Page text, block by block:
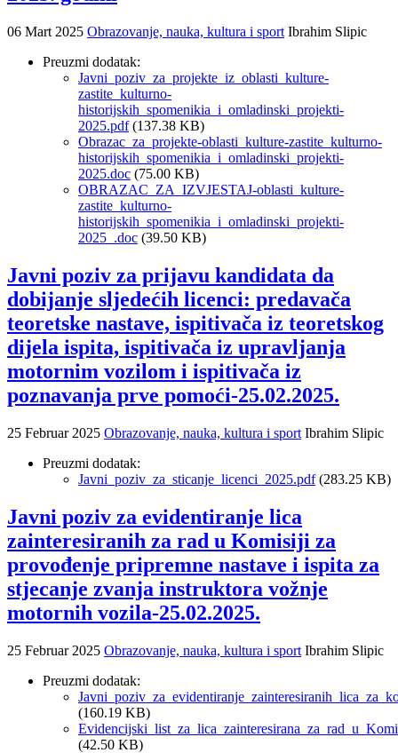
06 Mart 2025 Obrazovanje, nauka, kultura i sport Ibrahim Slipic
Preuzmi dodatak:
Javni_poziv_za_projekte_iz_oblasti_kulture-
zastite_kulturno-
historijskih_spomenikia_i_omladinski_projekti-
2025.pdf(137.38 KB)
Obrazac_za_projekte-oblasti_kulture-zastite_kulturno-
historijskih_spomenikia_i_omladinski_projekti-
2025.doc (75.00 KB)
OBRAZAC_ZA_IZVJESTAJ-oblasti_kulture-
zastite_kulturno-
historijskih_spomenikia_i_omladinski_projekti-
2025_.doc (39.50 KB)
Javni poziv za prijavu kandidata da
dobijanje sljedećih licenci: predavača
teoretske nastave, ispitivača iz teoretskog
dijela ispita, ispitivača iz upravljanja
motornim vozilom i ispitivača iz
poznavanja prve pomoći-25.02.2025.
25 Februar 2025 Obrazovanje, nauka, kultura i sport Ibrahim Slipic
Preuzmi dodatak:
Javni_poziv_za_sticanje_licenci_2025.pdf(283.25 KB)
Javni poziv za evidentiranje lica
zainteresiranih za rad u Komisiji za
provođenje pripremne nastave i ispita za
stjecanje zvanja instruktora vožnje
motornih vozila-25.02.2025.
25 Februar 2025 Obrazovanje, nauka, kultura i sport Ibrahim Slipic
Preuzmi dodatak:
(160.19 KB)
(42.50 KB)